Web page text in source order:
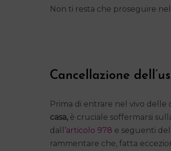
Non ti resta che proseguire
Cancellazione
Prima di entrare nel vivo delle
casa, è cruciale soffermarsi
dall’articolo 978 e seguenti del
rammentare che, fatta